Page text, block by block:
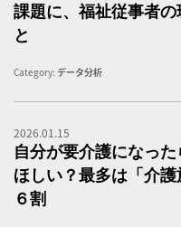
課題に、福祉従事者
と
Category: データ分析
2026.01.15
自分が要介護になっ
ほしい？最多は「介
６割